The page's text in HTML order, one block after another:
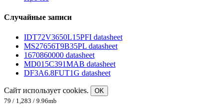
Случайные записи
IDT72V3650L15PFI datasheet
MS27656T9B35PL datasheet
1670860000 datasheet
MD015C391MAB datasheet
DF3A6.8FUT1G datasheet
Сайт использует cookies.
OK
79 / 1,283 / 9.96mb